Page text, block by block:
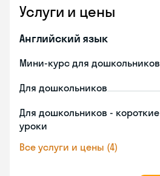
Услуги и цены
Английский язык
Мини-курс для дошкольников
Для дошкольников
Для дошкольников - короткие
уроки
Все услуги и цены (4)